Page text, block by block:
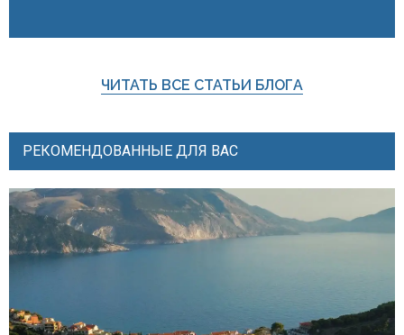
ЧИТАТЬ ВСЕ СТАТЬИ БЛОГА
РЕКОМЕНДОВАННЫЕ ДЛЯ ВАС